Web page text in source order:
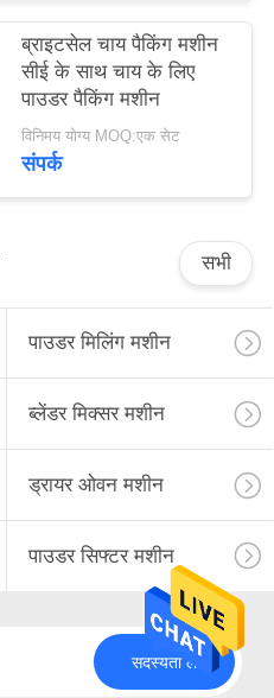
ब्राइटसेल चाय पैकिंग मशीन
सीई के साथ चाय के लिए
पाउडर पैकिंग मशीन
विनिमय योग्य MOQ:एक सेट
संपर्क
सभी
पाउडर मिलिंग मशीन
ब्लेंडर मिक्सर मशीन
ड्रायर ओवन मशीन
पाउडर सिफ्टर मशीन
सदस्यता लें